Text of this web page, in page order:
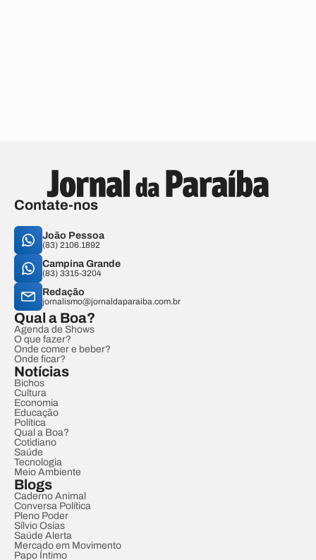
Contate-nos
João Pessoa
(83) 2106.1892
Campina Grande
(83) 3315-3204
Redação
jornalismo@jornaldaparaiba.com.br
Qual a Boa?
Agenda de Shows
O que fazer?
Onde comer e beber?
Onde ficar?
Notícias
Bichos
Cultura
Economia
Educação
Política
Qual a Boa?
Cotidiano
Saúde
Tecnologia
Meio Ambiente
Blogs
Caderno Animal
Conversa Política
Pleno Poder
Sílvio Osias
Saúde Alerta
Mercado em Movimento
Papo Íntimo